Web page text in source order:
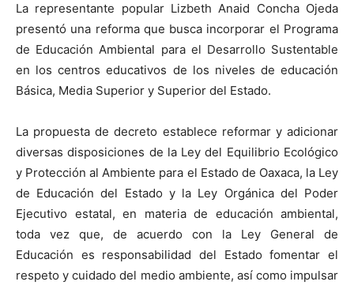
La representante popular Lizbeth Anaid Concha Ojeda
presentó una reforma que busca incorporar el Programa
de Educación Ambiental para el Desarrollo Sustentable
en los centros educativos de los niveles de educación
Básica, Media Superior y Superior del Estado.
La propuesta de decreto establece reformar y adicionar
diversas disposiciones de la Ley del Equilibrio Ecológico
y Protección al Ambiente para el Estado de Oaxaca, la Ley
de Educación del Estado y la Ley Orgánica del Poder
Ejecutivo estatal, en materia de educación ambiental,
toda vez que, de acuerdo con la Ley General de
Educación es responsabilidad del Estado fomentar el
respeto y cuidado del medio ambiente, así como impulsar